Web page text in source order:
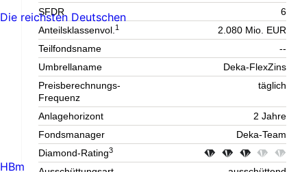
SFDR
6
Anteilsklassenvol.1
2.080 Mio. EUR
Teilfondsname
--
Umbrellaname
Deka-FlexZins
Preisberechnungs-
Frequenz
täglich
Anlagehorizont
2 Jahre
Fondsmanager
Deka-Team
Diamond-Rating3
Die reichsten Deutschen
HBm